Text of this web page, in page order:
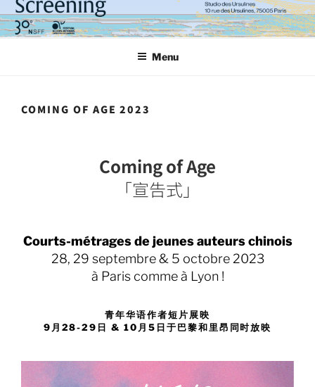
Aller
au
contenu
Menu
COMING OF AGE 2023
Coming of Age
「宣告式」
Courts-métrages de jeunes auteurs chinois
28, 29 septembre & 5 octobre 2023
à Paris comme à Lyon !
青年华语作者短片展映
9月28-29日 & 10月5日于巴黎和里昂同时放映